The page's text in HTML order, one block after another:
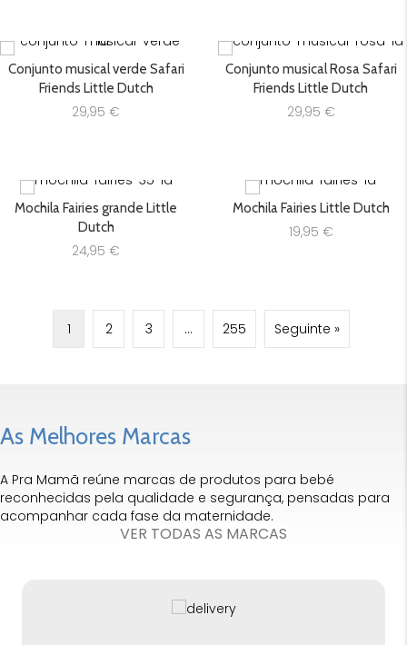
Conjunto musical verde Safari
Friends Little Dutch
29,95 €
Conjunto musical Rosa Safari
Friends Little Dutch
29,95 €
Mochila Fairies grande Little
Dutch
24,95 €
Mochila Fairies Little Dutch
19,95 €
1 2 3 … 255 Seguinte »
As Melhores Marcas
A Pra Mamã reúne marcas de produtos para bebé
reconhecidas pela qualidade e segurança, pensadas para
acompanhar cada fase da maternidade.
VER TODAS AS MARCAS